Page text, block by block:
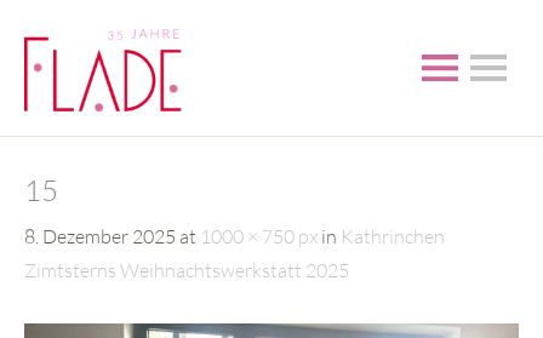
15
8. Dezember 2025 at 1000 × 750 px in Kathrinchen
Zimtsterns Weihnachtswerkstatt 2025